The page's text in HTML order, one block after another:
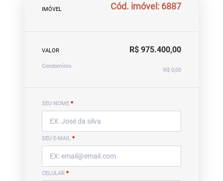
IMÓVEL Cód. imóvel: 6887
VALOR R$ 975.400,00
Condomínio
R$ 0,00
SEU NOME *
SEU E-MAIL *
CELULAR *